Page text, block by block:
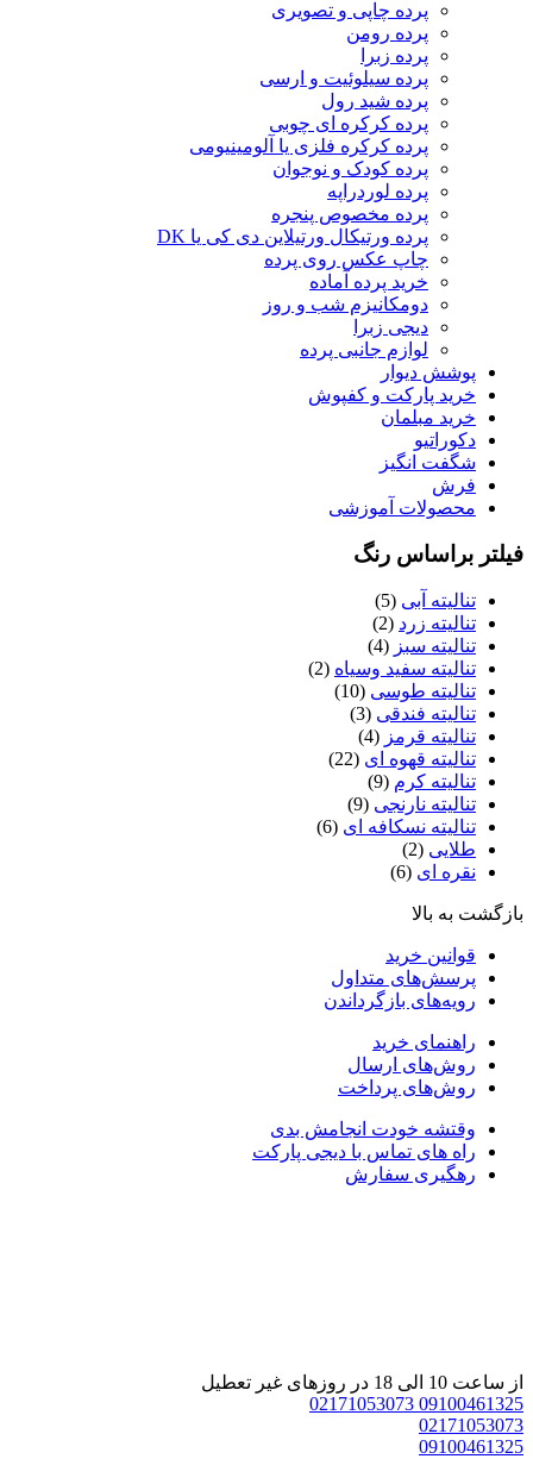
پرده چاپی و تصویری
پرده رومن
پرده زبرا
پرده سیلوئیت و ارسی
پرده شید رول
پرده کرکره ای چوبی
پرده کرکره فلزی یا آلومینیومی
پرده کودک و نوجوان
پرده لوردراپه
پرده مخصوص پنجره
پرده ورتیکال ورتیلاین دی کی یا DK
چاپ عکس روی پرده
خرید پرده آماده
دومکانیزم شب و روز
دیجی زبرا
لوازم جانبی پرده
پوشش دیوار
خرید پارکت و کفپوش
خرید مبلمان
دکوراتیو
شگفت انگیز
فرش
محصولات آموزشی
فیلتر براساس رنگ
تنالیته آبی (5)
تنالیته زرد (2)
تنالیته سبز (4)
تنالیته سفید وسیاه (2)
تنالیته طوسی (10)
تنالیته فندقی (3)
تنالیته قرمز (4)
تنالیته قهوه ای (22)
تنالیته کرم (9)
تنالیته نارنجی (9)
تنالیته نسکافه ای (6)
طلایی (2)
نقره ای (6)
بازگشت به بالا
قوانین خرید
پرسش‌های متداول
رویه‌های بازگرداندن
راهنمای خرید
روش‌های ارسال
روش‌های پرداخت
وقتشه خودت انجامش بدی
راه های تماس با دیجی پارکت
رهگیری سفارش
از ساعت 10 الی 18 در روزهای غیر تعطیل
09100461325
02171053073
02171053073
09100461325